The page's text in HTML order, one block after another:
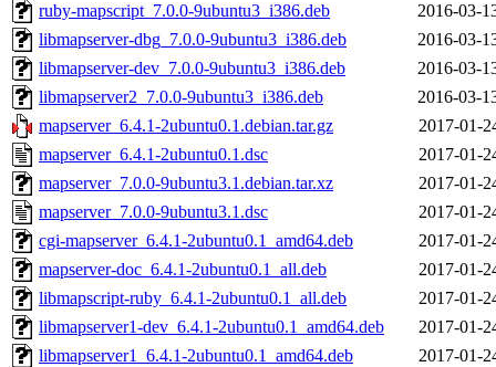
ruby-mapscript_7.0.0-9ubuntu3_i386.deb
2016-03-
libmapserver-dbg_7.0.0-9ubuntu3_i386.deb
2016-03-
libmapserver-dev_7.0.0-9ubuntu3_i386.deb
2016-03-
libmapserver2_7.0.0-9ubuntu3_i386.deb
2016-03-
mapserver_6.4.1-2ubuntu0.1.debian.tar.gz
2017-01-
mapserver_6.4.1-2ubuntu0.1.dsc
2017-01-
mapserver_7.0.0-9ubuntu3.1.debian.tar.xz
2017-01-
mapserver_7.0.0-9ubuntu3.1.dsc
2017-01-
cgi-mapserver_6.4.1-2ubuntu0.1_amd64.deb
2017-01-
mapserver-doc_6.4.1-2ubuntu0.1_all.deb
2017-01-
libmapscript-ruby_6.4.1-2ubuntu0.1_all.deb
2017-01-
libmapserver1-dev_6.4.1-2ubuntu0.1_amd64.deb
2017-01-
libmapserver1_6.4.1-2ubuntu0.1_amd64.deb
2017-01-